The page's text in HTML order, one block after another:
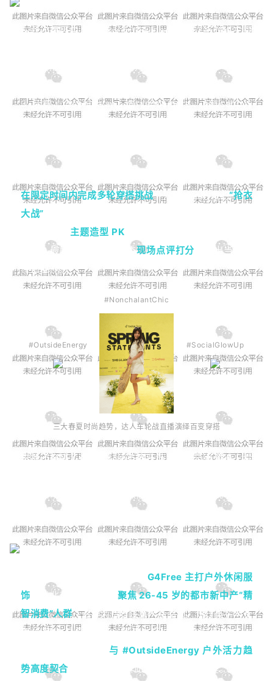
在此次项目中，TikTok for Business 首次将时尚主题
的竞技形式，让穿搭本身成为看点。
3 月初，@sonikajay、@ryandemere、@jvcabbyy
在限定时间内完成多轮穿搭挑战：先是紧张刺激的“抢衣
大战”
主题造型 PK
穿搭；最后由专业时尚评委现场点评打分 ，决出当日最
佳造型师。
#OutsideEnergy
#NonchalantChic
#SocialGlowUp
三大春夏时尚趋势，达人车轮战直播演绎百变穿搭
直播还穿插了达人互动问答等环节，全程节奏紧凑、看
借势这场直播，将产品自然融入综艺环节，实现了高效
G4Free 主打户外休闲服
饰 ，以北美市场为主， 聚焦 26-45 岁的都市新中产“精
智消费”人群。这群消费者注重产品品质、设计美学与长
期价值，认同环保、健康、可持续的生活方式。
G4Free 的产品特性与 #OutsideEnergy 户外活力趋
势高度契合 ，这也成为品牌此次借势爆发的关键。